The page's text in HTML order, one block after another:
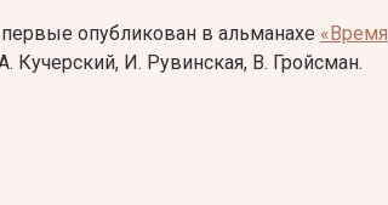
опубликован в альманахе «Время
Кучерский, И. Рувинская, В. Гройсман.